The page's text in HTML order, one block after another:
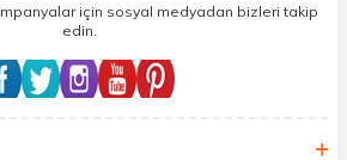
için sosyal medyadan bizleri takip
edin.